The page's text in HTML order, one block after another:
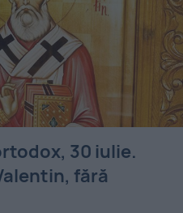
30 iulie.
fără